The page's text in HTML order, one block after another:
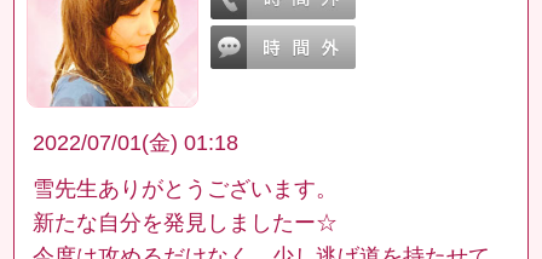
2022/07/01(金) 01:18
雪先生ありがとうございます。
新たな自分を発見しましたー☆